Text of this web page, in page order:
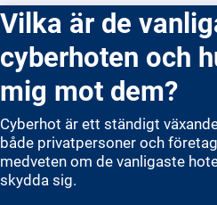
Vilka är de vanligaste
cyberhoten och
mig mot dem?
Cyberhot är ett ständigt
både privatpersoner och
medveten om de vanligaste
skydda sig.